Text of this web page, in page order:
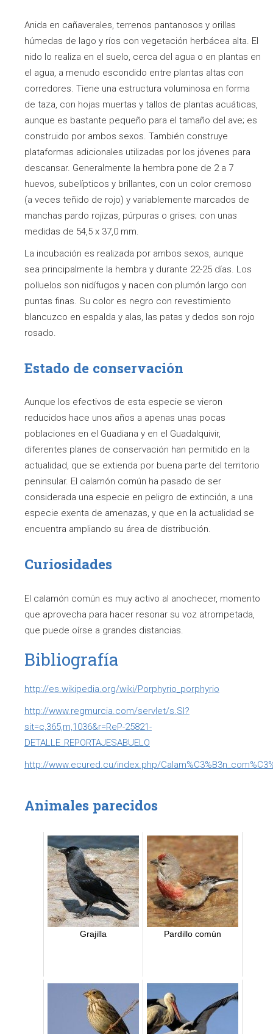
Anida en cañaverales, terrenos pantanosos y orillas
húmedas de lago y ríos con vegetación herbácea alta. El
nido lo realiza en el suelo, cerca del agua o en plantas en
el agua, a menudo escondido entre plantas altas con
corredores. Tiene una estructura voluminosa en forma
de taza, con hojas muertas y tallos de plantas acuáticas,
aunque es bastante pequeño para el tamaño del ave; es
construido por ambos sexos. También construye
plataformas adicionales utilizadas por los jóvenes para
descansar. Generalmente la hembra pone de 2 a 7
huevos, subelípticos y brillantes, con un color cremoso
(a veces teñido de rojo) y variablemente marcados de
manchas pardo rojizas, púrpuras o grises; con unas
medidas de 54,5 x 37,0 mm.
La incubación es realizada por ambos sexos, aunque
sea principalmente la hembra y durante 22-25 días. Los
polluelos son nidífugos y nacen con plumón largo con
puntas finas. Su color es negro con revestimiento
blancuzco en espalda y alas, las patas y dedos son rojo
rosado.
Estado de conservación
Aunque los efectivos de esta especie se vieron
reducidos hace unos años a apenas unas pocas
poblaciones en el Guadiana y en el Guadalquivir,
diferentes planes de conservación han permitido en la
actualidad, que se extienda por buena parte del territorio
peninsular. El calamón común ha pasado de ser
considerada una especie en peligro de extinción, a una
especie exenta de amenazas, y que en la actualidad se
encuentra ampliando su área de distribución.
Curiosidades
El calamón común es muy activo al anochecer, momento
que aprovecha para hacer resonar su voz atrompetada,
que puede oírse a grandes distancias.
Bibliografía
http://es.wikipedia.org/wiki/Porphyrio_porphyrio
http://www.regmurcia.com/servlet/s.Sl?
sit=c,365,m,1036&r=ReP-25821-
DETALLE_REPORTAJESABUELO
http://www.ecured.cu/index.php/
Animales parecidos
Grajilla Pardillo común